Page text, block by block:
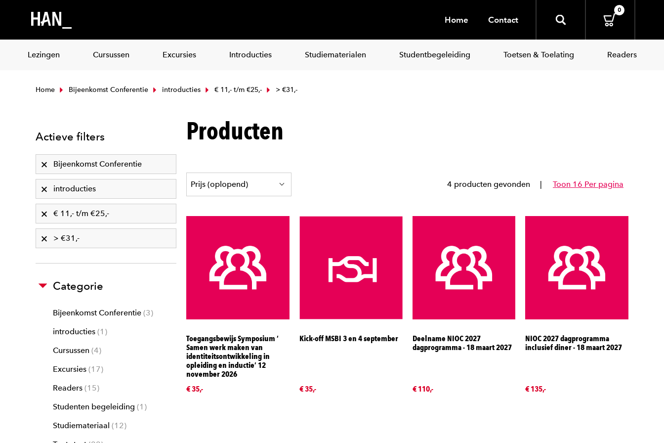
Home Contact
0
Lezingen Cursussen Excursies Introducties Studiematerialen Studentbegeleiding Toetsen & Toelating Readers
Home Bijeenkomst Conferentie introducties € 11,- t/m €25,- > €31,-
Actieve filters
Bijeenkomst Conferentie
introducties
€ 11,- t/m €25,-
> €31,-
Categorie
Bijeenkomst Conferentie 3
introducties 1
Cursussen 4
Excursies 17
Readers 15
Studenten begeleiding
1
Studiemateriaal
12
Producten
4 producten gevonden Toon 16 Per pagina
Toegangsbewijs Symposium ‘
Samen werk maken van
identiteitsontwikkeling in
opleiding en inductie’ 12
november 2026
€ 35,-
Kick-off MSBI 3 en 4 september
€ 35,-
Deelname NIOC 2027
dagprogramma - 18 maart 2027
€ 110,-
NIOC 2027 dagprogramma
inclusief diner - 18 maart 2027
€ 135,-